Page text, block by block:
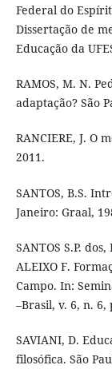
Federal do
Dissertação de
Educação da
RAMOS, M. N.
adaptação? São
RANCIERE, J. O
2011.
SANTOS, B.S.
Janeiro: Graal,
SANTOS S.P.
ALEIXO F.
Campo. In:
–Brasil, v. 6, n. 6,
SAVIANI, D.
filosófica. São